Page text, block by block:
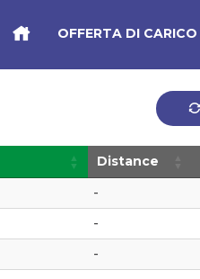
OFFERTA DI CARICO
Distance
-
-
-